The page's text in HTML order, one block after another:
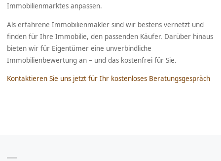
Immobilienmarktes anpassen.
Als erfahrene Immobilienmakler sind wir bestens vernetzt und
finden für Ihre Immobilie, den passenden Käufer. Darüber hinaus
bieten wir für Eigentümer eine unverbindliche
Immobilienbewertung an – und das kostenfrei für Sie.
Kontaktieren Sie uns jetzt für Ihr kostenloses Beratungsgespräch